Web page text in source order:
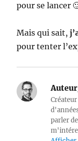
pour se lancer
Mais qui sait,
pour tenter
parler